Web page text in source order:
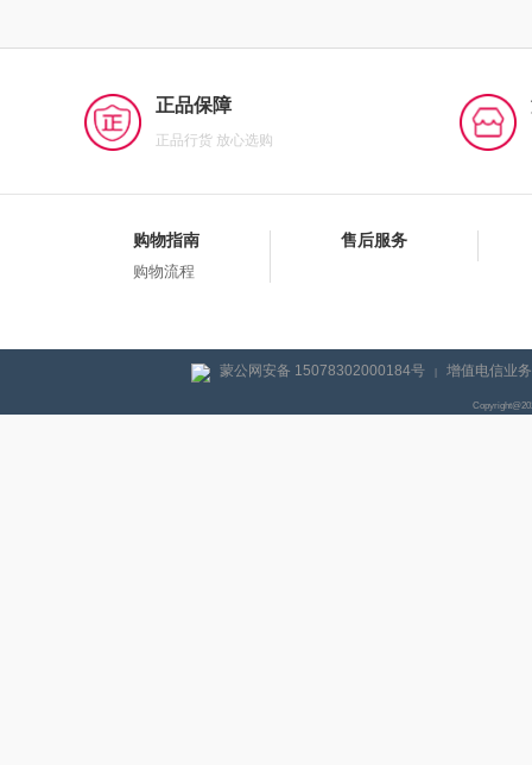
正品保障
正品行货 放心选购
购物指南
购物流程
售后服务
蒙公网安备 15078302000184号 | 增值电信业